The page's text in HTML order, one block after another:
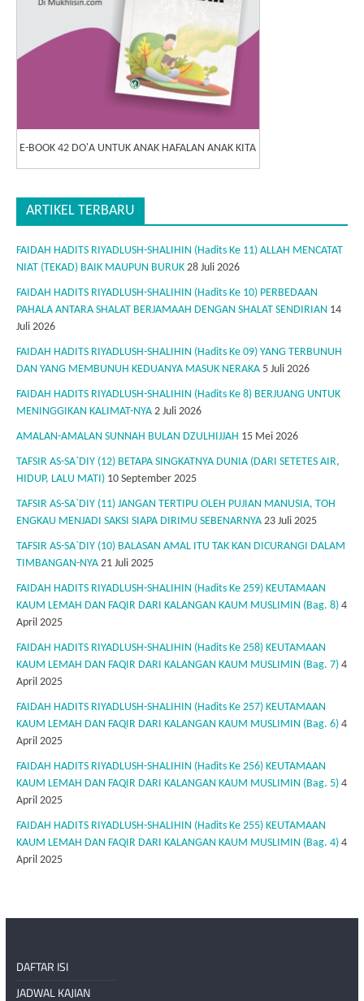
E-BOOK 42 DO'A UNTUK ANAK HAFALAN ANAK KITA
ARTIKEL TERBARU
FAIDAH HADITS RIYADLUSH-SHALIHIN (Hadits Ke 11) ALLAH MENCATAT
NIAT (TEKAD) BAIK MAUPUN BURUK 28 Juli 2026
FAIDAH HADITS RIYADLUSH-SHALIHIN (Hadits Ke 10) PERBEDAAN
PAHALA ANTARA SHALAT BERJAMAAH DENGAN SHALAT SENDIRIAN 14
Juli 2026
FAIDAH HADITS RIYADLUSH-SHALIHIN (Hadits Ke 09) YANG TERBUNUH
DAN YANG MEMBUNUH KEDUANYA MASUK NERAKA 5 Juli 2026
FAIDAH HADITS RIYADLUSH-SHALIHIN (Hadits Ke 8) BERJUANG UNTUK
MENINGGIKAN KALIMAT-NYA 2 Juli 2026
AMALAN-AMALAN SUNNAH BULAN DZULHIJJAH 15 Mei 2026
TAFSIR AS-SA`DIY (12) BETAPA SINGKATNYA DUNIA (DARI SETETES AIR,
HIDUP, LALU MATI) 10 September 2025
TAFSIR AS-SA`DIY (11) JANGAN TERTIPU OLEH PUJIAN MANUSIA, TOH
ENGKAU MENJADI SAKSI SIAPA DIRIMU SEBENARNYA 23 Juli 2025
TAFSIR AS-SA`DIY (10) BALASAN AMAL ITU TAK KAN DICURANGI DALAM
TIMBANGAN-NYA 21 Juli 2025
FAIDAH HADITS RIYADLUSH-SHALIHIN (Hadits Ke 259) KEUTAMAAN
KAUM LEMAH DAN FAQIR DARI KALANGAN KAUM MUSLIMIN (Bag. 8) 4
April 2025
FAIDAH HADITS RIYADLUSH-SHALIHIN (Hadits Ke 258) KEUTAMAAN
KAUM LEMAH DAN FAQIR DARI KALANGAN KAUM MUSLIMIN (Bag. 7) 4
April 2025
FAIDAH HADITS RIYADLUSH-SHALIHIN (Hadits Ke 257) KEUTAMAAN
KAUM LEMAH DAN FAQIR DARI KALANGAN KAUM MUSLIMIN (Bag. 6) 4
April 2025
FAIDAH HADITS RIYADLUSH-SHALIHIN (Hadits Ke 256) KEUTAMAAN
KAUM LEMAH DAN FAQIR DARI KALANGAN KAUM MUSLIMIN (Bag. 5) 4
April 2025
FAIDAH HADITS RIYADLUSH-SHALIHIN (Hadits Ke 255) KEUTAMAAN
KAUM LEMAH DAN FAQIR DARI KALANGAN KAUM MUSLIMIN (Bag. 4) 4
April 2025
DAFTAR ISI
JADWAL KAJIAN